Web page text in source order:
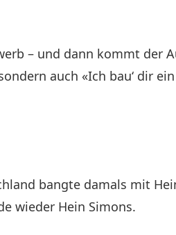
– und dann kommt der
auch «Ich bau‘ dir
bangte damals mit
wieder Hein Simons.